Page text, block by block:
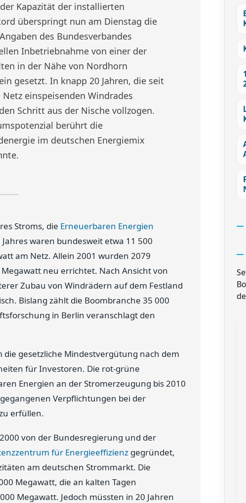
Kapazität der installierten
überspringt nun am Dienstag die
des Bundesverbandes
Inbetriebnahme von einer der
in der Nähe von Nordhorn
gesetzt. In knapp 20 Jahren, die seit
einspeisenden Windrades
Schritt aus der Nische vollzogen.
berührt die
im deutschen Energiemix
Stroms, die Erneuerbaren Energien
waren bundesweit etwa 11 500
am Netz. Allein 2001 wurden 2079
neu errichtet. Nach Ansicht von
Zubau von Windrädern auf dem Festland
Bislang zählt die Boombranche 35 000
in Berlin veranschlagt den
gesetzliche Mindestvergütung nach dem
für Investoren. Die rot-grüne
Energien an der Stromerzeugung bis 2010
Verpflichtungen bei der
erfüllen.
von der Bundesregierung und der
für Energieeffizienz gegründet,
am deutschen Strommarkt. Die
Megawatt, die an kalten Tagen
Megawatt. Jedoch müssten in 20 Jahren